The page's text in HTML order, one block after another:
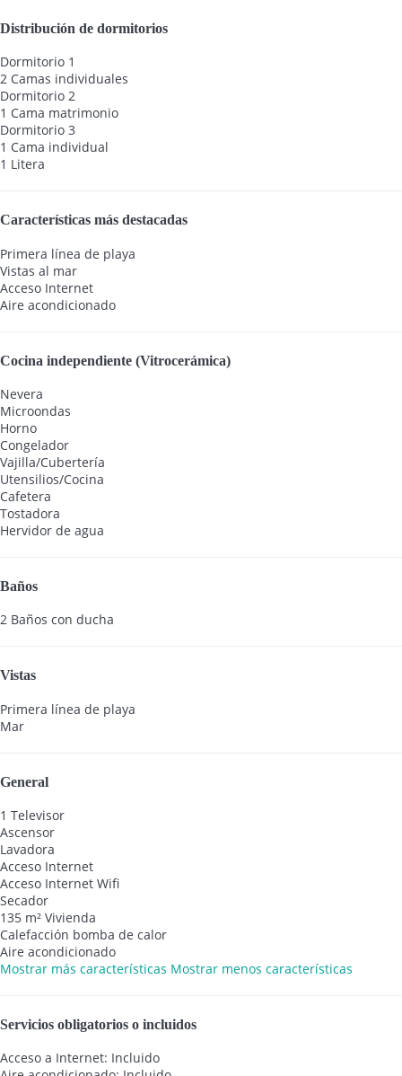
Distribución de dormitorios
Dormitorio 1
2 Camas individuales
Dormitorio 2
1 Cama matrimonio
Dormitorio 3
1 Cama individual
1 Litera
Características más destacadas
Primera línea de playa
Vistas al mar
Acceso Internet
Aire acondicionado
Cocina independiente (Vitrocerámica)
Nevera
Microondas
Horno
Congelador
Vajilla/Cubertería
Utensilios/Cocina
Cafetera
Tostadora
Hervidor de agua
Baños
2 Baños con ducha
Vistas
Primera línea de playa
Mar
General
1 Televisor
Ascensor
Lavadora
Acceso Internet
Acceso Internet Wifi
Secador
135 m² Vivienda
Calefacción bomba de calor
Aire acondicionado
Mostrar más características Mostrar menos características
Servicios obligatorios o incluidos
Acceso a Internet: Incluido